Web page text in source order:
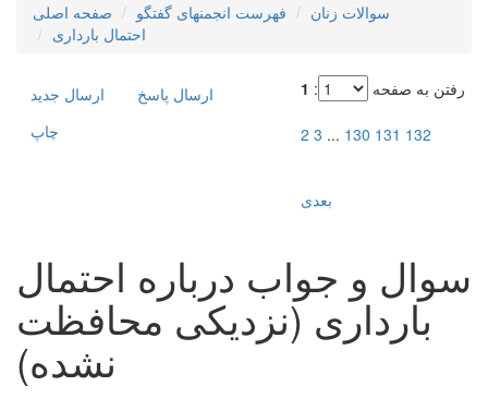
صفحه اصلی فهرست انجمنهای گفتگو
سوالات زنان
احتمال بارداری
ارسال جديد
ارسال پاسخ
چاپ
رفتن به صفحه :
1
2 3 ... 130 131 132
بعدی
سوال و جواب درباره احتمال
بارداری (نزدیکی محافظت
نشده)